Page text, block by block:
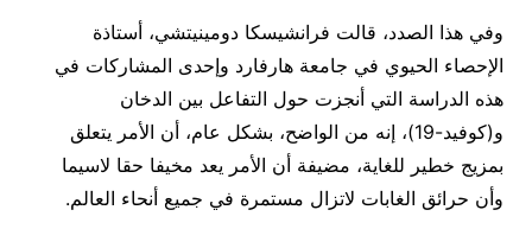
وفي هذا الصدد، قالت فرانشيسكا دومينيتشي، أستاذة
الإحصاء الحيوي في جامعة هارفارد وإحدى المشاركات في
هذه الدراسة التي أنجزت حول التفاعل بين الدخان
و(كوفيد-19)، إنه من الواضح، بشكل عام، أن الأمر يتعلق
بمزيج خطير للغاية، مضيفة أن الأمر يعد مخيفا حقا لاسيما
وأن حرائق الغابات لاتزال مستمرة في جميع أنحاء العالم.